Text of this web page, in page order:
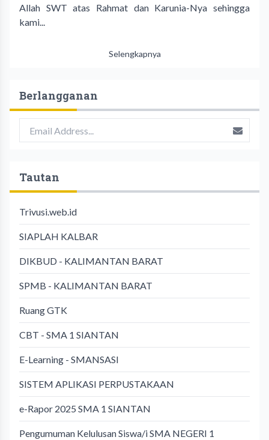
Allah SWT atas Rahmat dan Karunia-Nya sehingga
kami...
Selengkapnya
Berlangganan
Tautan
Trivusi.web.id
SIAPLAH KALBAR
DIKBUD - KALIMANTAN BARAT
SPMB - KALIMANTAN BARAT
Ruang GTK
CBT - SMA 1 SIANTAN
E-Learning - SMANSASI
SISTEM APLIKASI PERPUSTAKAAN
e-Rapor 2025 SMA 1 SIANTAN
Pengumuman Kelulusan Siswa/i SMA NEGERI 1